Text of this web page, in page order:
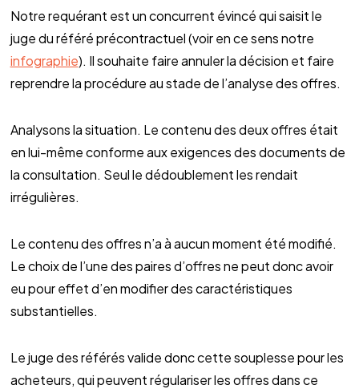
Notre requérant est un concurrent évincé qui saisit le
juge du référé précontractuel (voir en ce sens notre
infographie). Il souhaite faire annuler la décision et faire
reprendre la procédure au stade de l’analyse des offres.
Analysons la situation. Le contenu des deux offres était
en lui-même conforme aux exigences des documents de
la consultation. Seul le dédoublement les rendait
irrégulières.
Le contenu des offres n’a à aucun moment été modifié.
Le choix de l’une des paires d’offres ne peut donc avoir
eu pour effet d’en modifier des caractéristiques
substantielles.
Le juge des référés valide donc cette souplesse pour les
acheteurs, qui peuvent régulariser les offres dans ce